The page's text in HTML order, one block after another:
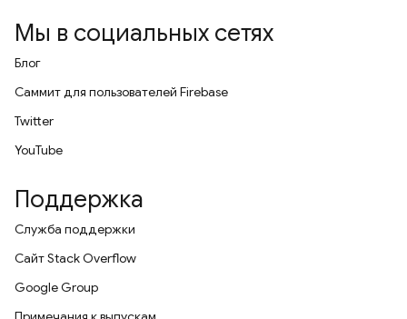
Мы в социальных сетях
Блог
Саммит для пользователей Firebase
Twitter
YouTube
Поддержка
Служба поддержки
Сайт Stack Overflow
Google Group